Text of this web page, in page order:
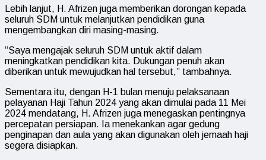
Lebih lanjut, H. Afrizen juga memberikan dorongan kepada
seluruh SDM untuk melanjutkan pendidikan guna
mengembangkan diri masing-masing.
“Saya mengajak seluruh SDM untuk aktif dalam
meningkatkan pendidikan kita. Dukungan penuh akan
diberikan untuk mewujudkan hal tersebut,” tambahnya.
Sementara itu, dengan H-1 bulan menuju pelaksanaan
pelayanan Haji Tahun 2024 yang akan dimulai pada 11 Mei
2024 mendatang, H. Afrizen juga menegaskan pentingnya
percepatan persiapan. Ia menekankan agar gedung
penginapan dan aula yang akan digunakan oleh jemaah haji
segera disiapkan.